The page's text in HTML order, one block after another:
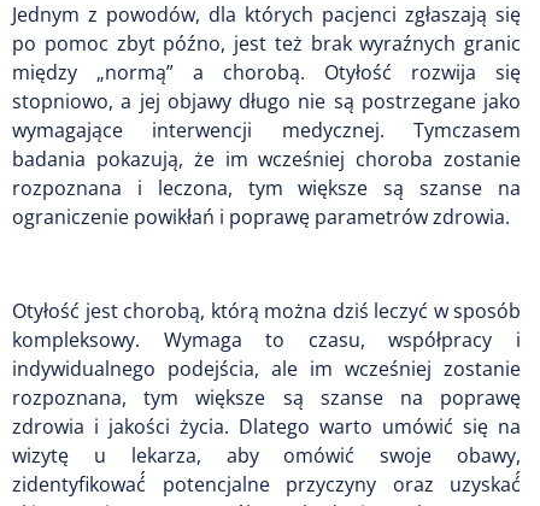
Jednym z powodów, dla których pacjenci zgłaszają się
po pomoc zbyt późno, jest też brak wyraźnych granic
między „normą” a chorobą. Otyłość rozwija się
stopniowo, a jej objawy długo nie są postrzegane jako
wymagające interwencji medycznej. Tymczasem
badania pokazują, że im wcześniej choroba zostanie
rozpoznana i leczona, tym większe są szanse na
ograniczenie powikłań i poprawę parametrów zdrowia.
Otyłość jest chorobą, którą można dziś leczyć w sposób
kompleksowy. Wymaga to czasu, współpracy i
indywidualnego podejścia, ale im wcześniej zostanie
rozpoznana, tym większe są szanse na poprawę
zdrowia i jakości życia. Dlatego warto umówić się na
wizytę u lekarza, aby omówić swoje obawy,
zidentyfikować́ potencjalne przyczyny oraz uzyskać́